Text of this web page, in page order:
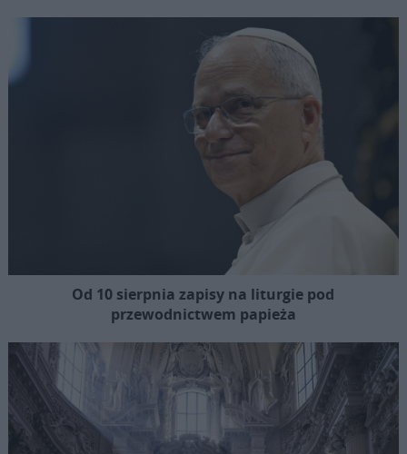
Od 10 sierpnia zapisy na liturgie pod
przewodnictwem papieża